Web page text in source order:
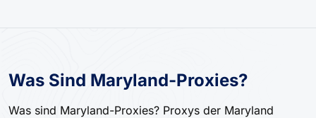
Was Sind Maryland-Proxies?
Was sind Maryland-Proxies? Proxys der Maryland